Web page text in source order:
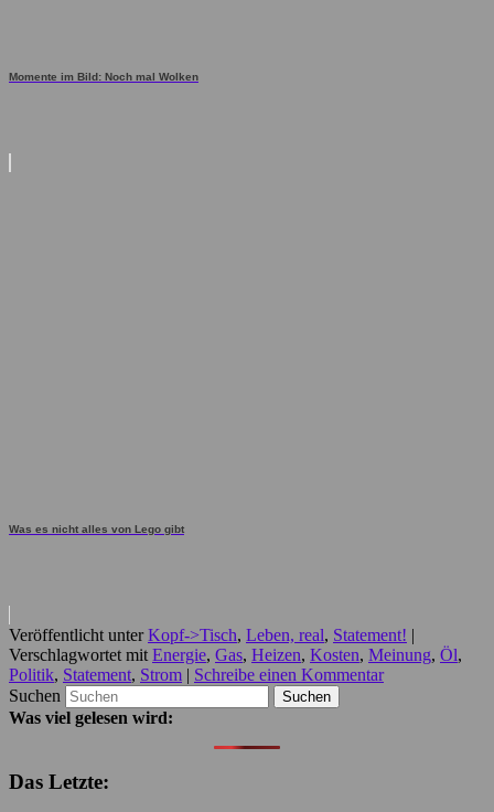
Momente im Bild: Noch mal Wolken
Was es nicht alles von Lego gibt
Veröffentlicht unter Kopf->Tisch, Leben, real, Statement! |
Verschlagwortet mit Energie, Gas, Heizen, Kosten, Meinung, Öl,
Politik, Statement, Strom | Schreibe einen Kommentar
Suchen
Was viel gelesen wird:
Das Letzte: